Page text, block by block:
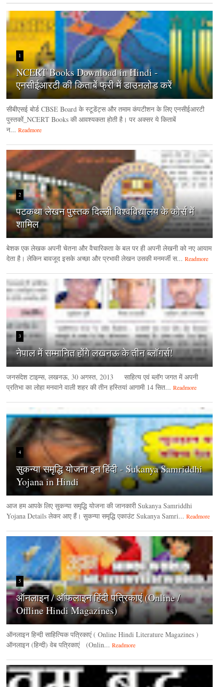
1
NCERT Books Download in Hindi -
एनसीईआरटी की किताबें फ्री में डाउनलोड करें
सीबीएसई बोर्ड CBSE Board के स्टूडेंट्स और तमाम कंपटीशन के लिए एनसीईआरटी
पुस्तकों_NCERT Books की आवश्यकता होती है। पर अक्सर ये किताबें
न... Readmore
2
पटकथा लेखन पुस्तक दिल्ली विश्वविद्यालय के कोर्स में
शामिल
बेशक एक लेखक अपनी चेतना और वैचारिकता के बल पर ही अपनी लेखनी को नए आयाम
देता है। लेकिन बावजूद इसके अच्छा और प्रभावी लेखन उसकी मनमर्जी स... Readmore
3
नेपाल में सम्मानित होंगे लखनऊ के तीन ब्लॉगर्स!
जनसंदेश टाइम्‍स, लखनऊ, 30 अगस्‍त, 2013 साहित्य एवं ब्लॉग जगत में अपनी
प्रतिभा का लोहा मनवाने वाली शहर की तीन हस्तियां आगामी 14 सित... Readmore
4
सुकन्या समृद्धि योजना इन हिंदी - Sukanya Samriddhi
Yojana in Hindi
आज हम आपके लिए सुकन्या समृद्धि योजना की जानकारी Sukanya Samriddhi
Yojana Details लेकर आए हैं। सुकन्या समृद्धि एकाउंट Sukanya Samri... Readmore
5
ऑनलाइन / ऑफलाइन हिंदी पत्रिकाएं (Online /
Offline Hindi Magazines)
ऑनलाइन हिन्‍दी साहित्यिक पत्रिकाएं ( Online Hindi Literature Magazines )
ऑनलाइन (हिन्‍दी) वेब पत्रिकाएं (Onlin... Readmore